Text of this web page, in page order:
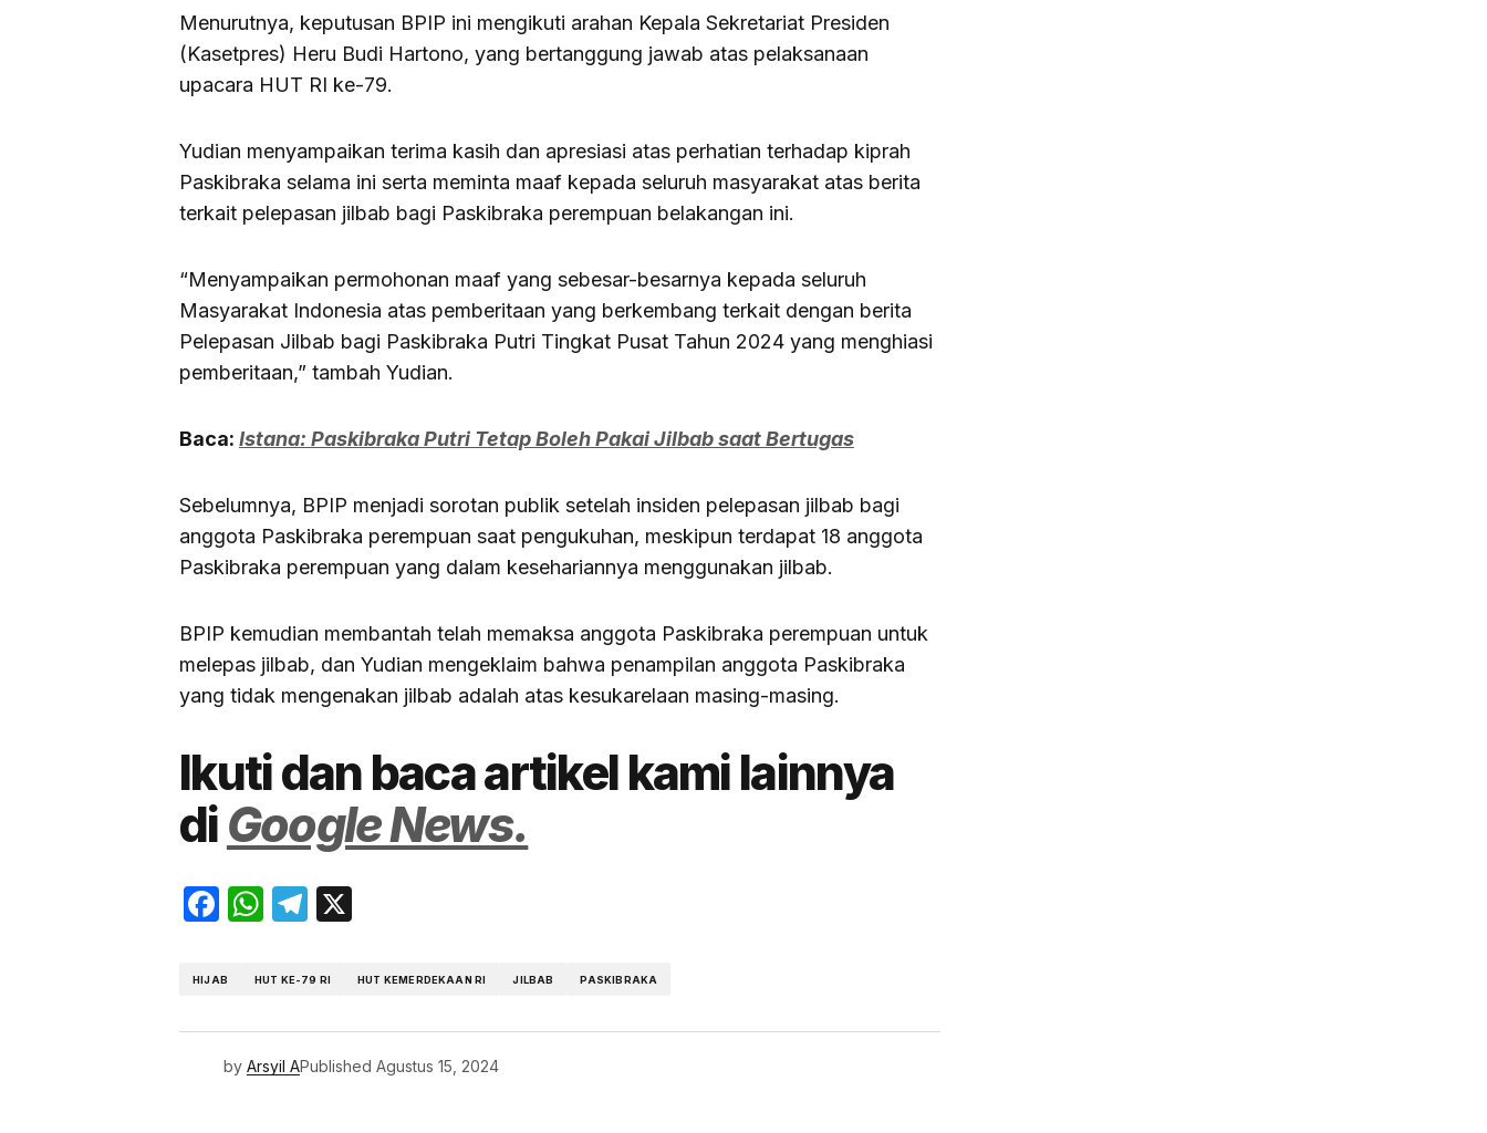
Menurutnya, keputusan BPIP ini mengikuti arahan Kepala Sekretariat Presiden
(Kasetpres) Heru Budi Hartono, yang bertanggung jawab atas pelaksanaan
upacara HUT RI ke-79.
Yudian menyampaikan terima kasih dan apresiasi atas perhatian terhadap kiprah
Paskibraka selama ini serta meminta maaf kepada seluruh masyarakat atas berita
terkait pelepasan jilbab bagi Paskibraka perempuan belakangan ini.
“Menyampaikan permohonan maaf yang sebesar-besarnya kepada seluruh
Masyarakat Indonesia atas pemberitaan yang berkembang terkait dengan berita
Pelepasan Jilbab bagi Paskibraka Putri Tingkat Pusat Tahun 2024 yang menghiasi
pemberitaan,” tambah Yudian.
Baca: Istana: Paskibraka Putri Tetap Boleh Pakai Jilbab saat Bertugas
Sebelumnya, BPIP menjadi sorotan publik setelah insiden pelepasan jilbab bagi
anggota Paskibraka perempuan saat pengukuhan, meskipun terdapat 18 anggota
Paskibraka perempuan yang dalam kesehariannya menggunakan jilbab.
BPIP kemudian membantah telah memaksa anggota Paskibraka perempuan untuk
melepas jilbab, dan Yudian mengeklaim bahwa penampilan anggota Paskibraka
yang tidak mengenakan jilbab adalah atas kesukarelaan masing-masing.
Ikuti dan baca artikel kami lainnya
diGoogle News.
Facebook
WhatsApp
Telegram
HIJAB HUT KE-79 RI HUT KEMERDEKAAN RI JILBAB PASKIBRAKA
by Arsyil APublished Agustus 15, 2024